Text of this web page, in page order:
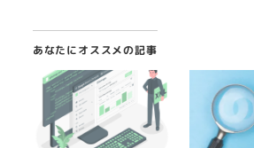
あなたにオススメの記事